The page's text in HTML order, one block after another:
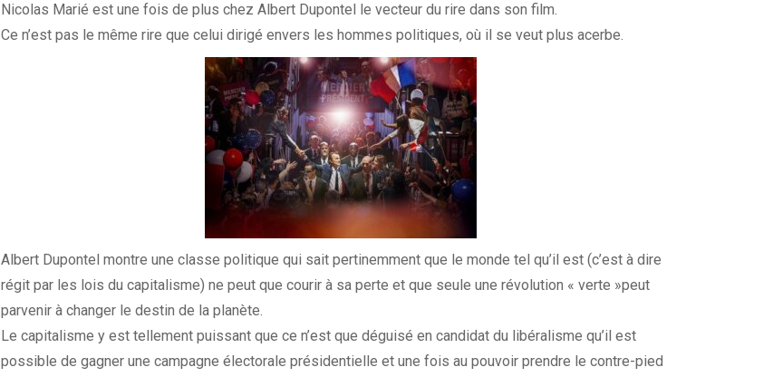
Nicolas Marié est une fois de plus chez Albert Dupontel le vecteur du rire dans son film.
Ce n’est pas le même rire que celui dirigé envers les hommes politiques, où il se veut plus acerbe.
Albert Dupontel montre une classe politique qui sait pertinemment que le monde tel qu’il est (c’est à dire
régit par les lois du capitalisme) ne peut que courir à sa perte et que seule une révolution « verte »peut
parvenir à changer le destin de la planète.
Le capitalisme y est tellement puissant que ce n’est que déguisé en candidat du libéralisme qu’il est
possible de gagner une campagne électorale présidentielle et une fois au pouvoir prendre le contre-pied